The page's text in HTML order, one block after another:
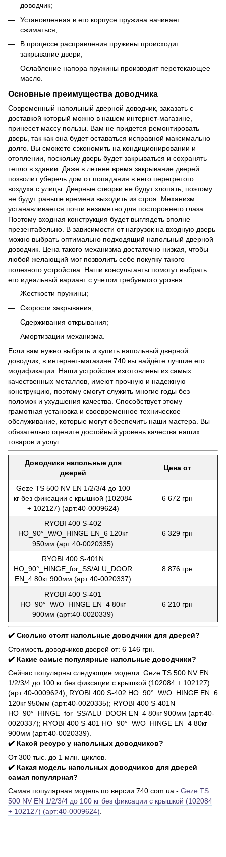
доводчик;
Установленная в его корпусе пружина начинает
сжиматься;
В процессе расправления пружины происходит
закрывание двери;
Ослабление напора пружины производит перетекающее
масло.
Основные преимущества доводчика
Современный напольный дверной доводчик, заказать с
доставкой который можно в нашем интернет-магазине,
принесет массу пользы. Вам не придется ремонтировать
дверь, так как она будет оставаться исправной максимально
долго. Вы сможете сэкономить на кондиционировании и
отоплении, поскольку дверь будет закрываться и сохранять
тепло в здании. Даже в летнее время закрывание дверей
позволит уберечь дом от попадания в него перегретого
воздуха с улицы. Дверные створки не будут хлопать, поэтому
не будут раньше времени выходить из строя. Механизм
устанавливается почти незаметно для постороннего глаза.
Поэтому входная конструкция будет выглядеть вполне
презентабельно. В зависимости от нагрузок на входную дверь
можно выбрать оптимально подходящий напольный дверной
доводчик. Цена такого механизма достаточно низкая, чтобы
любой желающий мог позволить себе покупку такого
полезного устройства. Наши консультанты помогут выбрать
его идеальный вариант с учетом требуемого уровня:
Жесткости пружины;
Скорости закрывания;
Сдерживания открывания;
Амортизации механизма.
Если вам нужно выбрать и купить напольный дверной
доводчик, в интернет-магазине 740 вы найдёте лучшие его
модификации. Наши устройства изготовлены из самых
качественных металлов, имеют прочную и надежную
конструкцию, поэтому смогут служить многие годы без
поломок и ухудшения качества. Способствует этому
грамотная установка и своевременное техническое
обслуживание, которые могут обеспечить наши мастера. Вы
обязательно оцените достойный уровень качества наших
товаров и услуг.
Доводчики напольные для
дверей
Цена от
Geze TS 500 NV EN 1/2/3/4 до 100
кг без фиксации с крышкой (102084
+ 102127) (арт:40-0009624)
6 672 грн
RYOBI 400 S-402
HO_90°_W/O_HINGE EN_6 120кг
950мм (арт:40-0020335)
6 329 грн
RYOBI 400 S-401N
HO_90°_HINGE_for_SS/ALU_DOOR
EN_4 80кг 900мм (арт:40-0020337)
8 876 грн
RYOBI 400 S-401
HO_90°_W/O_HINGE EN_4 80кг
900мм (арт:40-0020339)
6 210 грн
✔️ Сколько стоят напольные доводчики для дверей?
Стоимость доводчиков дверей от: 6 146 грн.
✔️ Какие самые популярные напольные доводчики?
Сейчас популярны следующие модели: Geze TS 500 NV EN
1/2/3/4 до 100 кг без фиксации с крышкой (102084 + 102127)
(арт:40-0009624); RYOBI 400 S-402 HO_90°_W/O_HINGE EN_6
120кг 950мм (арт:40-0020335); RYOBI 400 S-401N
HO_90°_HINGE_for_SS/ALU_DOOR EN_4 80кг 900мм (арт:40-
0020337); RYOBI 400 S-401 HO_90°_W/O_HINGE EN_4 80кг
900мм (арт:40-0020339).
✔️ Какой ресурс у напольных доводчиков?
От 300 тыс. до 1 млн. циклов.
✔️ Какая модель напольных доводчиков для дверей
самая популярная?
Самая популярная модель по версии 740.com.ua - Geze TS
500 NV EN 1/2/3/4 до 100 кг без фиксации с крышкой (102084
+ 102127) (арт:40-0009624)